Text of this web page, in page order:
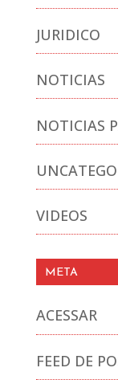
JURIDICO
NOTICIAS
NOTICIAS
VIDEOS
META
ACESSAR
FEED DE